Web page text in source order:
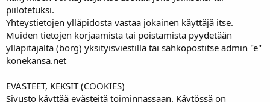
piilotetuksi.
Yhteystietojen ylläpidosta vastaa jokainen käyttäjä itse.
Muiden tietojen korjaamista tai poistamista pyydetään
ylläpitäjältä (borg) yksityisviestillä tai sähköpostitse admin "e"
konekansa.net
EVÄSTEET, KEKSIT (COOKIES)
Sivusto käyttää evästeitä toiminnassaan. Käytössä on